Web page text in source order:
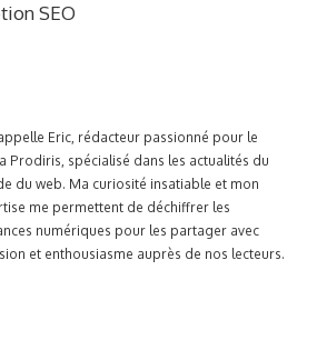
SEO
Eric, rédacteur passionné pour le
Prodiris, spécialisé dans les actualités du
du web. Ma curiosité insatiable et mon
me permettent de déchiffrer les
numériques pour les partager avec
et enthousiasme auprès de nos lecteurs.